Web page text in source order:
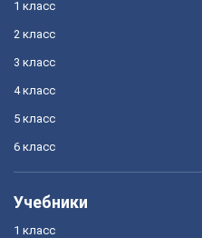
1 класс
2 класс
3 класс
4 класс
5 класс
6 класс
Учебники
1 класс